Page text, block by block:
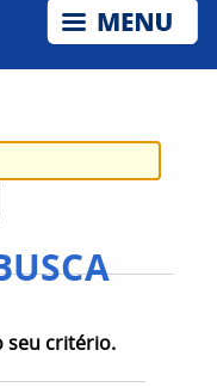
seu critério.